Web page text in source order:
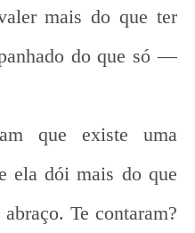
mais do que ter
do que só —
que existe uma
ela dói mais do que
Te contaram?